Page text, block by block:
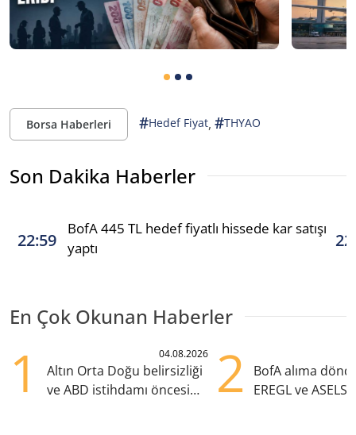
Borsa Haberleri #Hedef Fiyat, #THYAO
Son Dakika Haberler
22:59
BofA 445 TL hedef fiyatlı hissede kar satışı
yaptı
En Çok Okunan Haberler
1 04.08.2026
Altın Orta Doğu belirsizliği
ve ABD istihdamı öncesi
2
BofA alıma
EREGL ve ASELS